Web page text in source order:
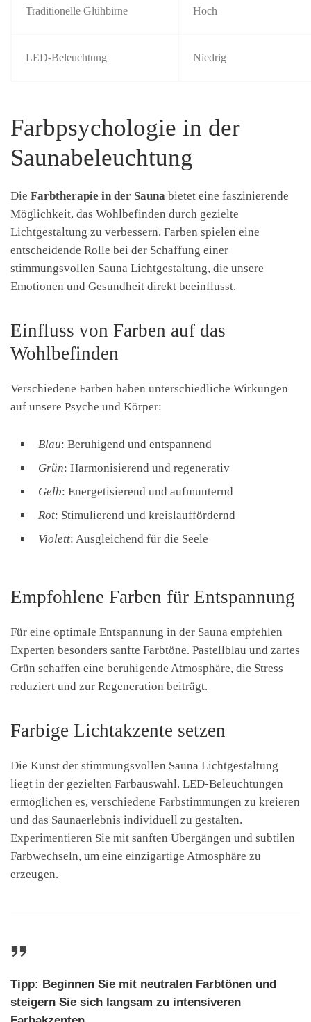
Traditionelle Glühbirne Hoch
LED-Beleuchtung Niedrig
Farbpsychologie in der
Saunabeleuchtung
Die Farbtherapie in der Sauna bietet eine faszinierende
Möglichkeit, das Wohlbefinden durch gezielte
Lichtgestaltung zu verbessern. Farben spielen eine
entscheidende Rolle bei der Schaffung einer
stimmungsvollen Sauna Lichtgestaltung, die unsere
Emotionen und Gesundheit direkt beeinflusst.
Einfluss von Farben auf das
Wohlbefinden
Verschiedene Farben haben unterschiedliche Wirkungen
auf unsere Psyche und Körper:
Blau: Beruhigend und entspannend
Grün: Harmonisierend und regenerativ
Gelb: Energetisierend und aufmunternd
Rot: Stimulierend und kreislauffördernd
Violett: Ausgleichend für die Seele
Empfohlene Farben für Entspannung
Für eine optimale Entspannung in der Sauna empfehlen
Experten besonders sanfte Farbtöne. Pastellblau und zartes
Grün schaffen eine beruhigende Atmosphäre, die Stress
reduziert und zur Regeneration beiträgt.
Farbige Lichtakzente setzen
Die Kunst der stimmungsvollen Sauna Lichtgestaltung
liegt in der gezielten Farbauswahl. LED-Beleuchtungen
ermöglichen es, verschiedene Farbstimmungen zu kreieren
und das Saunaerlebnis individuell zu gestalten.
Experimentieren Sie mit sanften Übergängen und subtilen
Farbwechseln, um eine einzigartige Atmosphäre zu
erzeugen.
Tipp: Beginnen Sie mit neutralen Farbtönen und
steigern Sie sich langsam zu intensiveren